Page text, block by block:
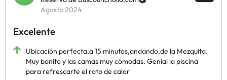
Agosto 2024
Excelente
Ubicación perfecta,a 15 minutos,andando,de la Mezquita.
Muy bonito y las camas muy cómodas. Genial la piscina
para refrescarte el rato de calor